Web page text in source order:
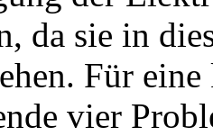
da sie in
Für
vier